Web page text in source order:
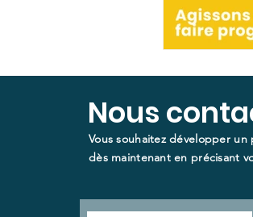
Nous
Vous souhaitez développer
dès maintenant en précisant